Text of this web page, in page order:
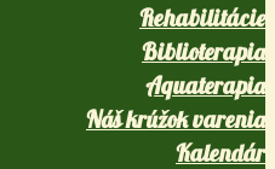
Rehabilitácie
Biblioterapia
Aquaterapia
Náš krúžok varenia
Kalendár